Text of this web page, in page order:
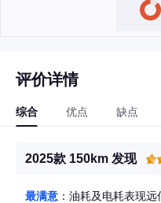
评价详情
综合 优点 缺点
2025款 150km 发现
最满意 ：油耗及电耗表现